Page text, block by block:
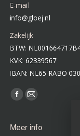
E-mail
info@gloej.nl
Zakelijk
BTW:
KVK: 62339567
IBAN: NL65 RABO
Vind ons op:
Facebook
opens
Mail
opens
Meer info